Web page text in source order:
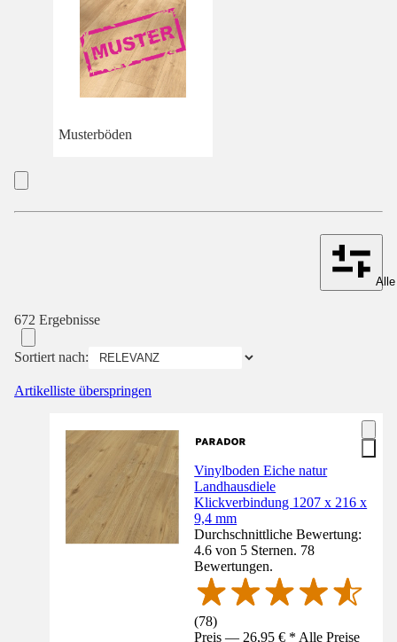
Musterböden
672 Ergebnisse
Sortiert nach:
Artikelliste überspringen
Vinylboden Eiche natur
Landhausdiele
Klickverbindung 1207 x 216 x
9,4 mm
Durchschnittliche Bewertung:
4.6 von 5 Sternen. 78
Bewertungen.
(78)
Preis — 26,95 € * Alle Preise